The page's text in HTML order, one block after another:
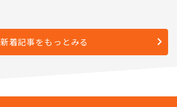
新着記事をもっとみる